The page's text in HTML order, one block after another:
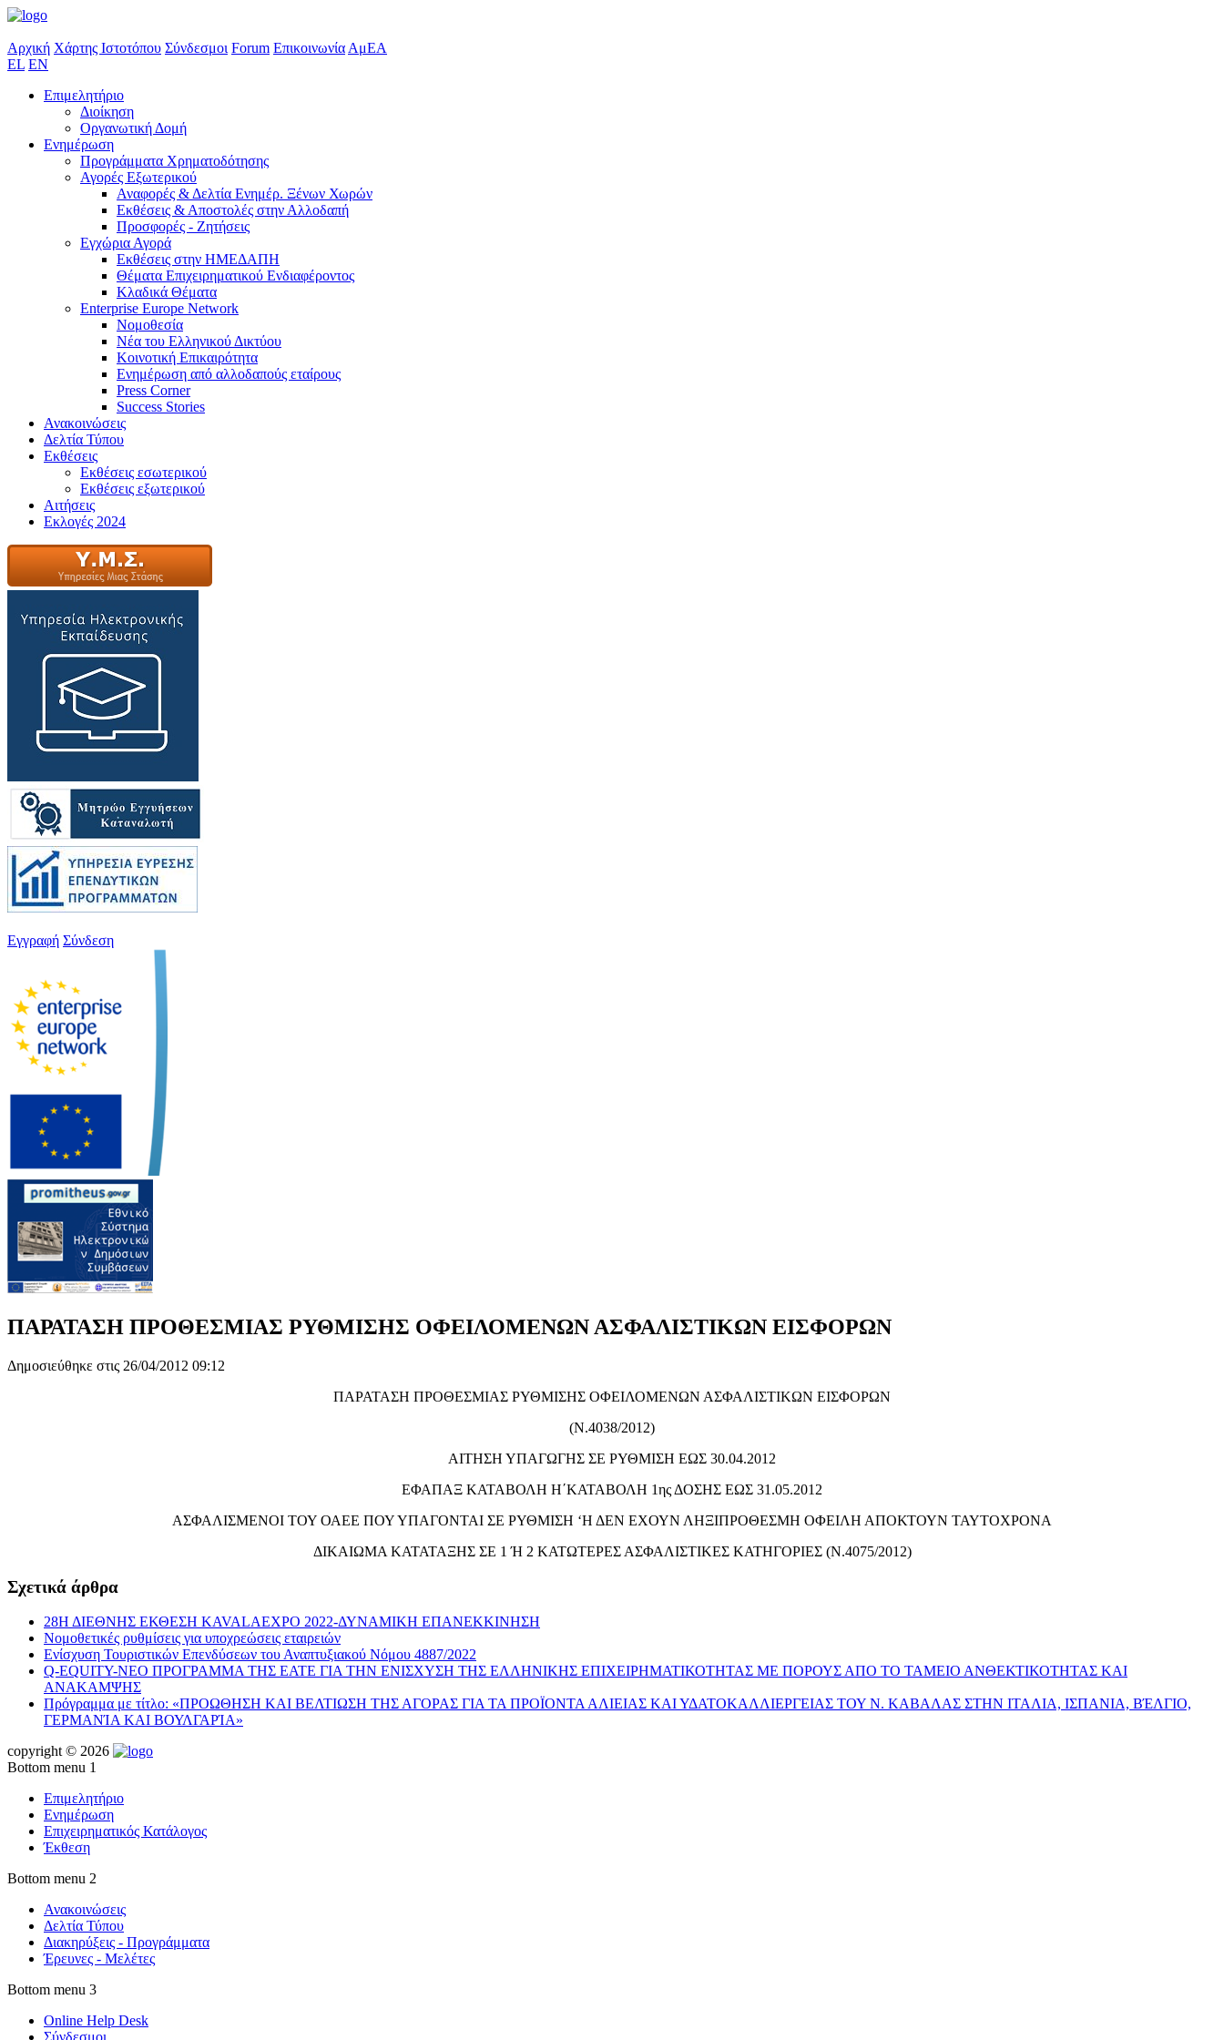
Αρχική Χάρτης Ιστοτόπου Σύνδεσμοι Forum Επικοινωνία ΑμΕΑ
EL EN
Επιμελητήριο
Διοίκηση
Οργανωτική Δομή
Ενημέρωση
Προγράμματα Χρηματοδότησης
Αγορές Εξωτερικού
Αναφορές & Δελτία Ενημέρ. Ξένων Χωρών
Εκθέσεις & Αποστολές στην Αλλοδαπή
Προσφορές - Ζητήσεις
Εγχώρια Αγορά
Εκθέσεις στην ΗΜΕΔΑΠΗ
Θέματα Επιχειρηματικού Ενδιαφέροντος
Κλαδικά Θέματα
Enterprise Europe Network
Νομοθεσία
Νέα του Ελληνικού Δικτύου
Κοινοτική Επικαιρότητα
Ενημέρωση από αλλοδαπούς εταίρους
Press Corner
Success Stories
Ανακοινώσεις
Δελτία Τύπου
Εκθέσεις
Εκθέσεις εσωτερικού
Εκθέσεις εξωτερικού
Αιτήσεις
Εκλογές 2024
Εγγραφή Σύνδεση
ΠΑΡΑΤΑΣΗ ΠΡΟΘΕΣΜΙΑΣ ΡΥΘΜΙΣΗΣ ΟΦΕΙΛΟΜΕΝΩΝ ΑΣΦΑΛΙΣΤΙΚΩΝ ΕΙΣΦΟΡΩΝ
Δημοσιεύθηκε στις 26/04/2012 09:12
ΠΑΡΑΤΑΣΗ ΠΡΟΘΕΣΜΙΑΣ ΡΥΘΜΙΣΗΣ ΟΦΕΙΛΟΜΕΝΩΝ ΑΣΦΑΛΙΣΤΙΚΩΝ ΕΙΣΦΟΡΩΝ
(Ν.4038/2012)
ΑΙΤΗΣΗ ΥΠΑΓΩΓΗΣ ΣΕ ΡΥΘΜΙΣΗ ΕΩΣ 30.04.2012
ΕΦΑΠΑΞ ΚΑΤΑΒΟΛΗ Η΄ΚΑΤΑΒΟΛΗ 1ης ΔΟΣΗΣ ΕΩΣ 31.05.2012
ΑΣΦΑΛΙΣΜΕΝΟΙ ΤΟΥ ΟΑΕΕ ΠΟΥ ΥΠΑΓΟΝΤΑΙ ΣΕ ΡΥΘΜΙΣΗ ‘Η ΔΕΝ ΕΧΟΥΝ ΛΗΞΙΠΡΟΘΕΣΜΗ ΟΦΕΙΛΗ ΑΠΟΚΤΟΥΝ ΤΑΥΤΟΧΡΟΝΑ
ΔΙΚΑΙΩΜΑ ΚΑΤΑΤΑΞΗΣ ΣΕ 1 Ή 2 ΚΑΤΩΤΕΡΕΣ ΑΣΦΑΛΙΣΤΙΚΕΣ ΚΑΤΗΓΟΡΙΕΣ (Ν.4075/2012)
Σχετικά άρθρα
28Η ΔΙΕΘΝΗΣ ΕΚΘΕΣΗ KAVALAEXPO 2022-ΔΥΝΑΜΙΚΗ ΕΠΑΝΕΚΚΙΝΗΣΗ
Νομοθετικές ρυθμίσεις για υποχρεώσεις εταιρειών
Ενίσχυση Τουριστικών Επενδύσεων του Αναπτυξιακού Νόμου 4887/2022
Q-EQUITY-ΝΕΟ ΠΡΟΓΡΑΜΜΑ ΤΗΣ ΕΑΤΕ ΓΙΑ ΤΗΝ ΕΝΙΣΧΥΣΗ ΤΗΣ ΕΛΛΗΝΙΚΗΣ ΕΠΙΧΕΙΡΗΜΑΤΙΚΟΤΗΤΑΣ ΜΕ ΠΟΡΟΥΣ ΑΠΟ ΤΟ ΤΑΜΕΙΟ ΑΝΘΕΚΤΙΚΟΤΗΤΑΣ ΚΑΙ
ΑΝΑΚΑΜΨΗΣ
Πρόγραμμα με τίτλο: «ΠΡΟΩΘΗΣΗ ΚΑΙ ΒΕΛΤΙΩΣΗ ΤΗΣ ΑΓΟΡΑΣ ΓΙΑ ΤΑ ΠΡΟΪΟΝΤΑ ΑΛΙΕΙΑΣ ΚΑΙ ΥΔΑΤΟΚΑΛΛΙΕΡΓΕΙΑΣ ΤΟΥ Ν. ΚΑΒΑΛΑΣ ΣΤΗΝ ΙΤΑΛΙΑ, ΙΣΠΑΝΙΑ, ΒΈΛΓΙΟ,
ΓΕΡΜΑΝΊΑ ΚΑΙ ΒΟΥΛΓΑΡΊΑ»
copyright © 2026
Bottom menu 1
Επιμελητήριο
Ενημέρωση
Επιχειρηματικός Κατάλογος
Έκθεση
Bottom menu 2
Ανακοινώσεις
Δελτία Τύπου
Διακηρύξεις - Προγράμματα
Έρευνες - Μελέτες
Bottom menu 3
Online Help Desk